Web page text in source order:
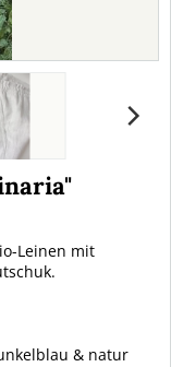
Leinen mit
& natur